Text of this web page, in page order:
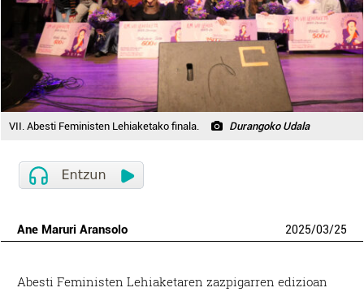
VII. Abesti Feministen Lehiaketako finala. Durangoko Udala
Ane Maruri Aransolo 2025/03/25
Abesti Feministen Lehiaketaren zazpigarren edizioan